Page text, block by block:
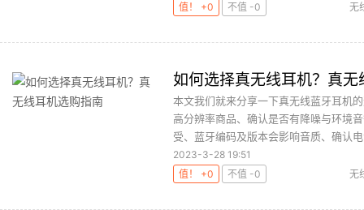
值！ +0
不值 -0 无
如何选择真无线耳机？真无
本文我们就来分享一下真无线蓝牙耳机
高分辨率商品、确认是否有降噪与环境
受、蓝牙编码及版本会影响音质、确认
2023-3-28 19:51
值！ +0
不值 -0 无